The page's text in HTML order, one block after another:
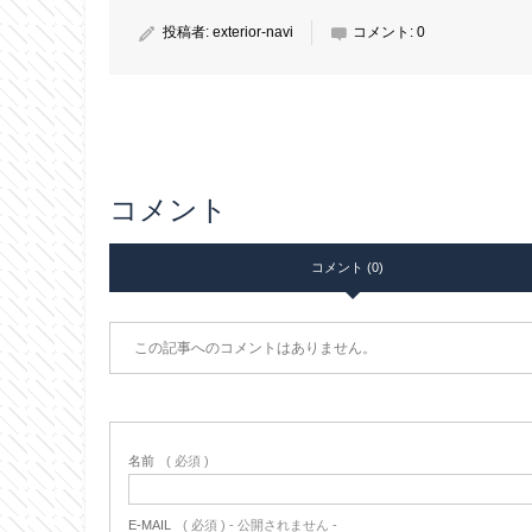
投稿者: exterior-navi コメント: 0
コメント
コメント (0)
この記事へのコメントはありません。
名前 ( 必須 )
E-MAIL ( 必須 ) - 公開されません -